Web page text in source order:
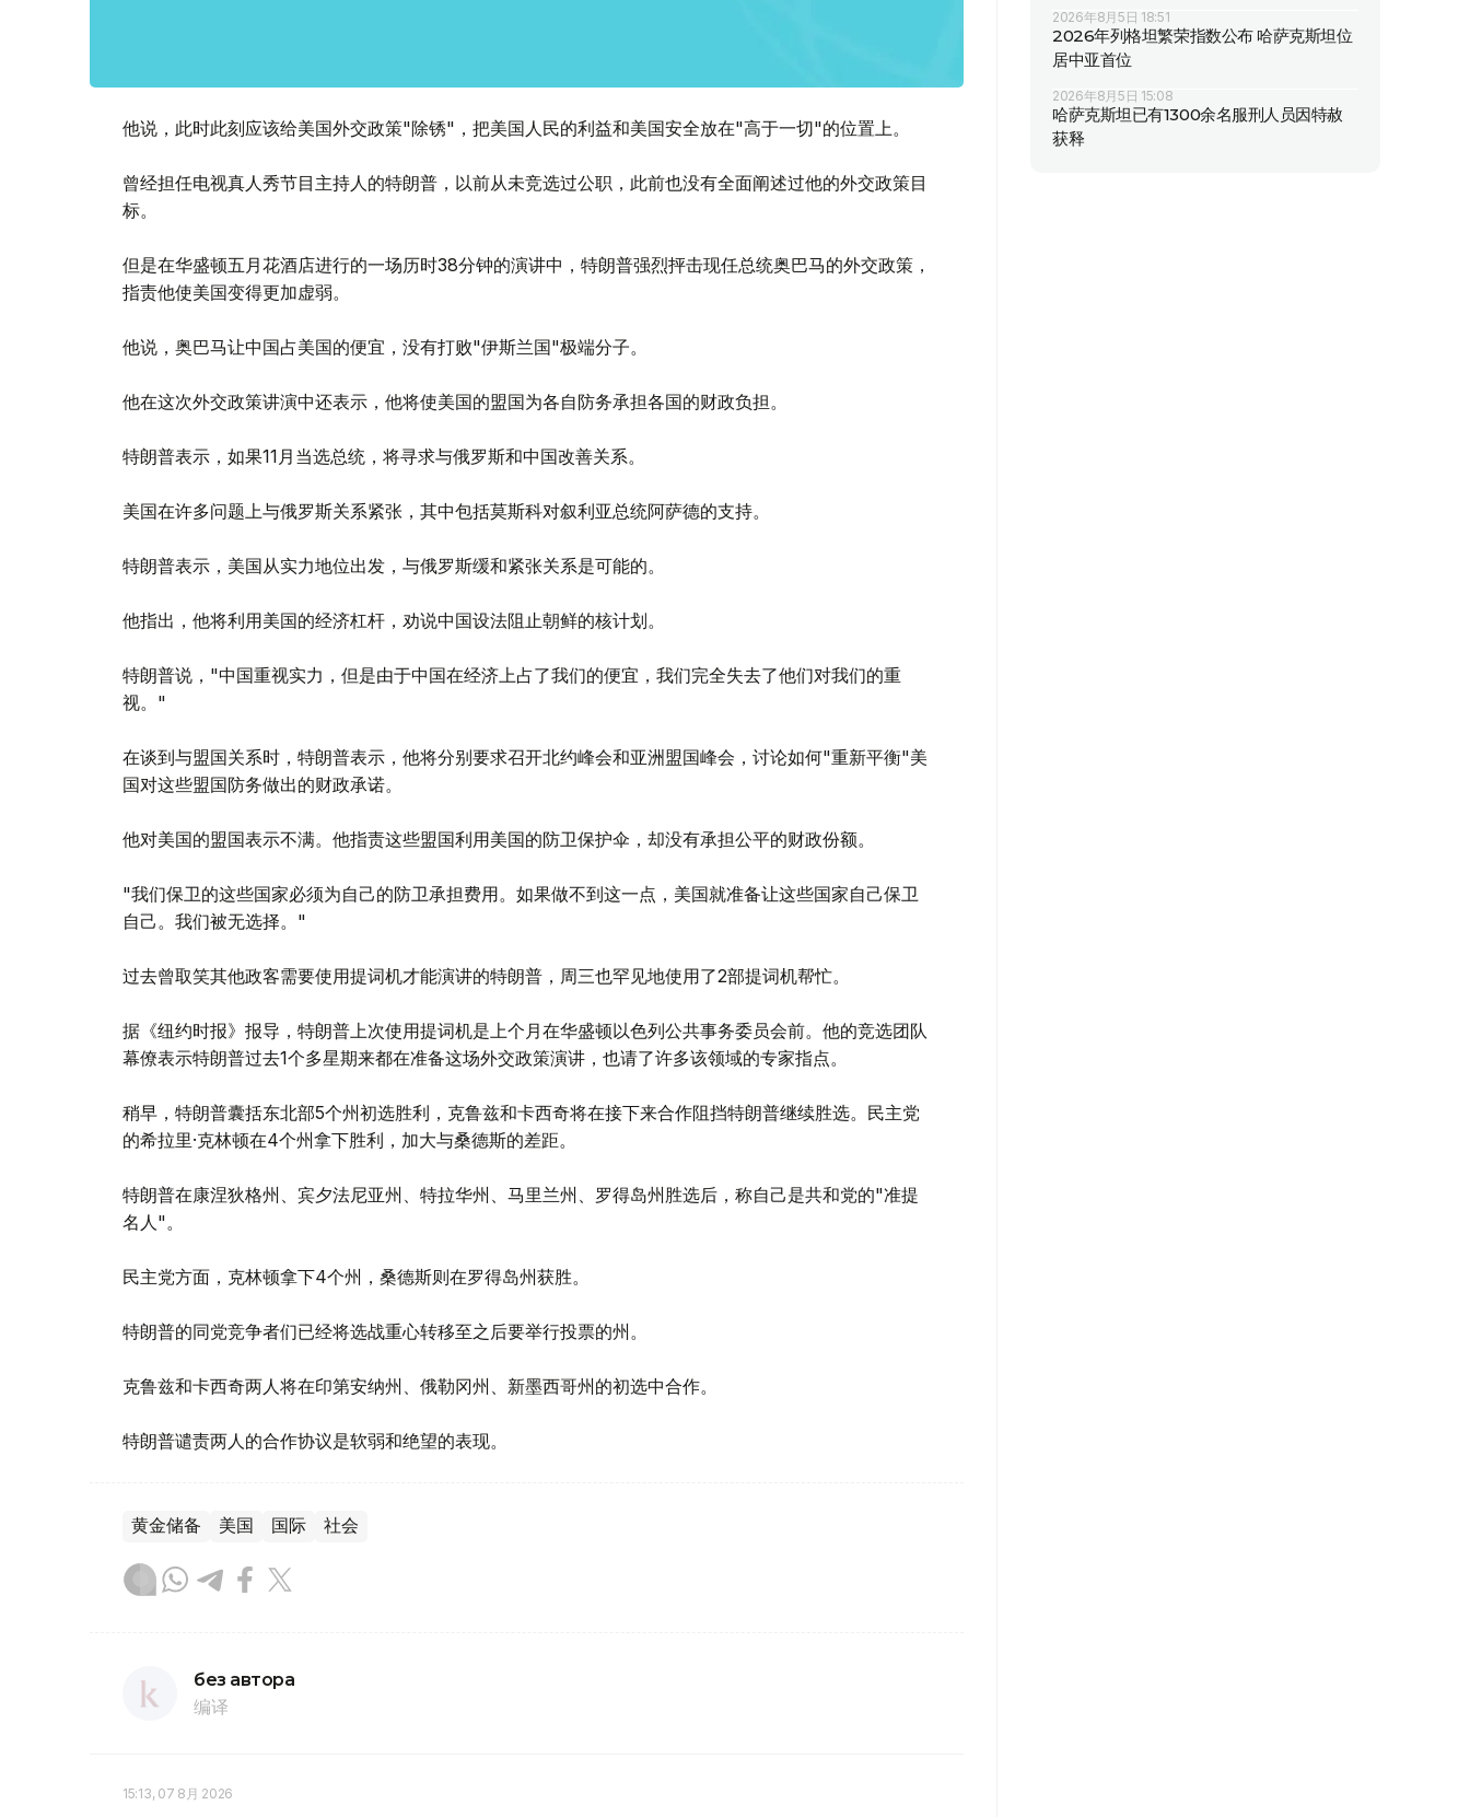
他说，此时此刻应该给美国外交政策"除锈"，把美国人民的利益和美国安全放在"高于一切"的位置上。
曾经担任电视真人秀节目主持人的特朗普，以前从未竞选过公职，此前也没有全面阐述过他的外交政策目
标。
但是在华盛顿五月花酒店进行的一场历时38分钟的演讲中，特朗普强烈抨击现任总统奥巴马的外交政策，
指责他使美国变得更加虚弱。
他说，奥巴马让中国占美国的便宜，没有打败"伊斯兰国"极端分子。
他在这次外交政策讲演中还表示，他将使美国的盟国为各自防务承担各国的财政负担。
特朗普表示，如果11月当选总统，将寻求与俄罗斯和中国改善关系。
美国在许多问题上与俄罗斯关系紧张，其中包括莫斯科对叙利亚总统阿萨德的支持。
特朗普表示，美国从实力地位出发，与俄罗斯缓和紧张关系是可能的。
他指出，他将利用美国的经济杠杆，劝说中国设法阻止朝鲜的核计划。
特朗普说，"中国重视实力，但是由于中国在经济上占了我们的便宜，我们完全失去了他们对我们的重
视。"
在谈到与盟国关系时，特朗普表示，他将分别要求召开北约峰会和亚洲盟国峰会，讨论如何"重新平衡"美
国对这些盟国防务做出的财政承诺。
他对美国的盟国表示不满。他指责这些盟国利用美国的防卫保护伞，却没有承担公平的财政份额。
"我们保卫的这些国家必须为自己的防卫承担费用。如果做不到这一点，美国就准备让这些国家自己保卫
自己。我们被无选择。"
过去曾取笑其他政客需要使用提词机才能演讲的特朗普，周三也罕见地使用了2部提词机帮忙。
据《纽约时报》报导，特朗普上次使用提词机是上个月在华盛顿以色列公共事务委员会前。他的竞选团队
幕僚表示特朗普过去1个多星期来都在准备这场外交政策演讲，也请了许多该领域的专家指点。
稍早，特朗普囊括东北部5个州初选胜利，克鲁兹和卡西奇将在接下来合作阻挡特朗普继续胜选。民主党
的希拉里·克林顿在4个州拿下胜利，加大与桑德斯的差距。
特朗普在康涅狄格州、宾夕法尼亚州、特拉华州、马里兰州、罗得岛州胜选后，称自己是共和党的"准提
名人"。
民主党方面，克林顿拿下4个州，桑德斯则在罗得岛州获胜。
特朗普的同党竞争者们已经将选战重心转移至之后要举行投票的州。
克鲁兹和卡西奇两人将在印第安纳州、俄勒冈州、新墨西哥州的初选中合作。
特朗普谴责两人的合作协议是软弱和绝望的表现。
黄金储备 美国 国际 社会
без автора
编译
15:13, 07 8月 2026
2026年8月5日 18:51
2026年列格坦繁荣指数公布 哈萨克斯坦位
居中亚首位
2026年8月5日 15:08
哈萨克斯坦已有1300余名服刑人员因特赦
获释